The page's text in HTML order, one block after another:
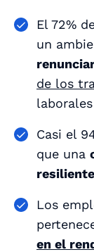
El 72%
un
de los
Casi el
que una
Los
en el